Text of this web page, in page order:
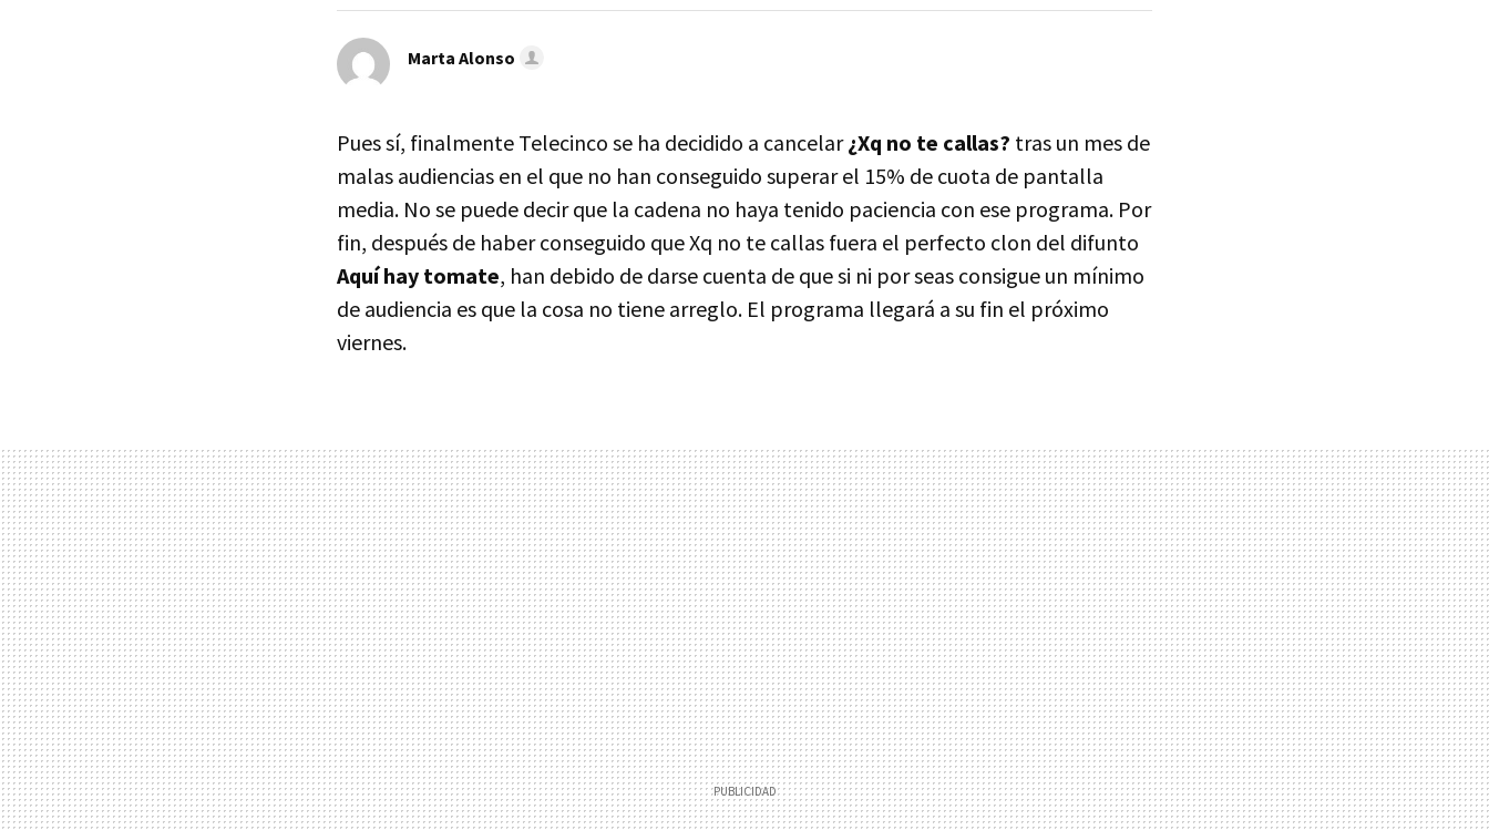
Marta Alonso
Pues sí, finalmente Telecinco se ha decidido a cancelar¿Xq no te callas? tras un mes de
malas audiencias en el que no han conseguido superar el 15% de cuota de pantalla
media. No se puede decir que la cadena no haya tenido paciencia con ese programa. Por
fin, después de haber conseguido que Xq no te callas fuera el perfecto clon del difunto
Aquí hay tomate, han debido de darse cuenta de que si ni por seas consigue un mínimo
de audiencia es que la cosa no tiene arreglo. El programa llegará a su fin el próximo
viernes.